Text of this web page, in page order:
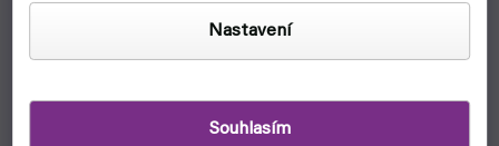
Nastavení
Souhlasím